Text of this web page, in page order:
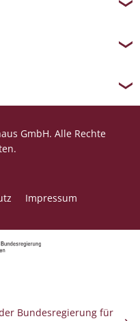
GmbH. Alle Rechte
Impressum
Bundesregierung für